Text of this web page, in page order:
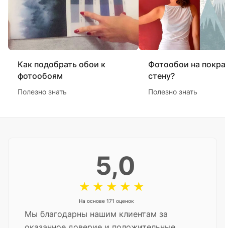
Как подобрать обои к
фотообоям
Полезно знать
Фотообои на
стену?
Полезно знать
5,0
На основе 171 оценок
Мы благодарны нашим клиентам за